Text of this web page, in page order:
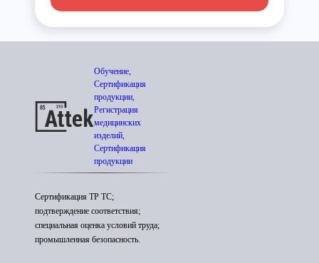
Обучение,
Сертификация
продукции,
Регистрация
медицинских
изделий,
Сертификация
продукции
Сертификация ТР ТС;
подтверждение соответствия;
специальная оценка условий труда;
промышленная безопасность.